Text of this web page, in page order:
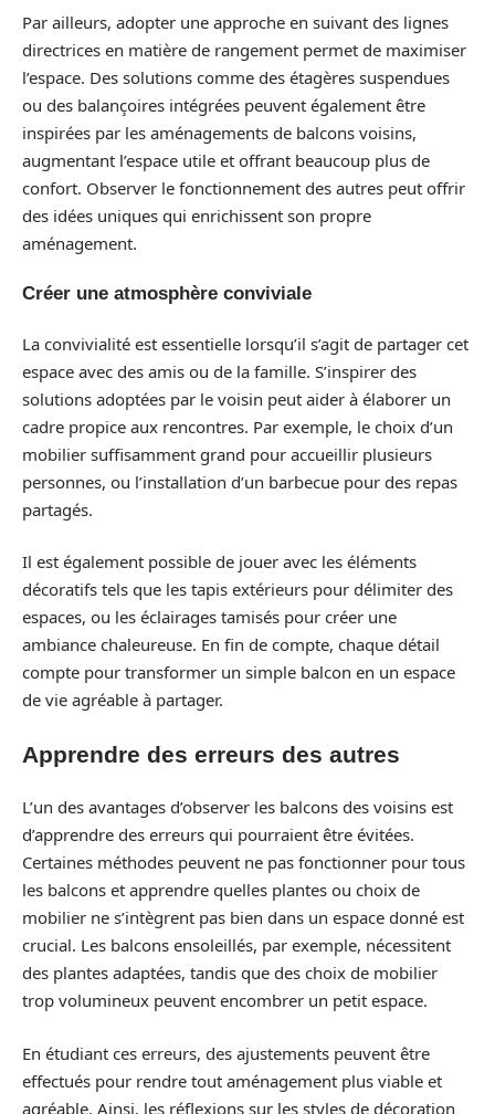
Par ailleurs, adopter une approche en suivant des lignes
directrices en matière de rangement permet de maximiser
l’espace. Des solutions comme des étagères suspendues
ou des balançoires intégrées peuvent également être
inspirées par les aménagements de balcons voisins,
augmentant l’espace utile et offrant beaucoup plus de
confort. Observer le fonctionnement des autres peut offrir
des idées uniques qui enrichissent son propre
aménagement.
Créer une atmosphère conviviale
La convivialité est essentielle lorsqu’il s’agit de partager cet
espace avec des amis ou de la famille. S’inspirer des
solutions adoptées par le voisin peut aider à élaborer un
cadre propice aux rencontres. Par exemple, le choix d’un
mobilier suffisamment grand pour accueillir plusieurs
personnes, ou l’installation d’un barbecue pour des repas
partagés.
Il est également possible de jouer avec les éléments
décoratifs tels que les tapis extérieurs pour délimiter des
espaces, ou les éclairages tamisés pour créer une
ambiance chaleureuse. En fin de compte, chaque détail
compte pour transformer un simple balcon en un espace
de vie agréable à partager.
Apprendre des erreurs des autres
L’un des avantages d’observer les balcons des voisins est
d’apprendre des erreurs qui pourraient être évitées.
Certaines méthodes peuvent ne pas fonctionner pour tous
les balcons et apprendre quelles plantes ou choix de
mobilier ne s’intègrent pas bien dans un espace donné est
crucial. Les balcons ensoleillés, par exemple, nécessitent
des plantes adaptées, tandis que des choix de mobilier
trop volumineux peuvent encombrer un petit espace.
En étudiant ces erreurs, des ajustements peuvent être
effectués pour rendre tout aménagement plus viable et
agréable. Ainsi, les réflexions sur les styles de décoration